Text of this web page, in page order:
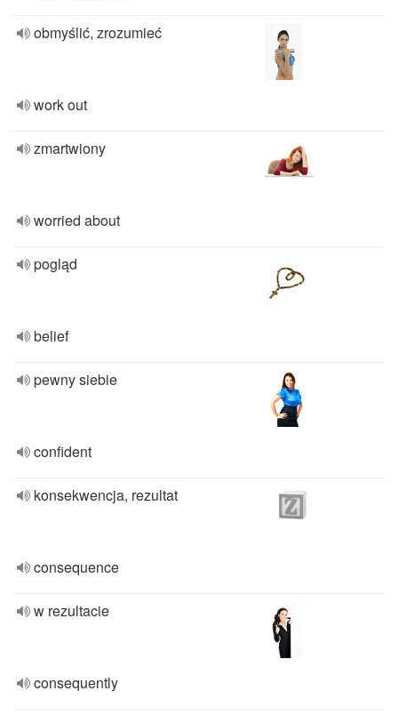
obmyślić, zrozumieć
work out
zmartwiony
worried about
pogląd
belief
pewny siebie
confident
konsekwencja, rezultat
consequence
w rezultacie
consequently